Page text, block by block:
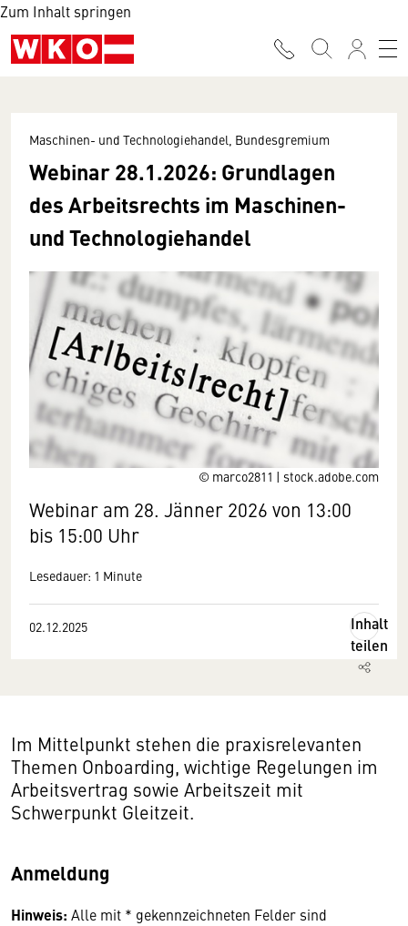
Zum Inhalt springen
© marco2811 | stock.adobe.com
Maschinen- und Technologiehandel, Bundesgremium
Webinar 28.1.2026: Grundlagen
des Arbeitsrechts im Maschinen-
und Technologiehandel
Webinar am 28. Jänner 2026 von 13:00
bis 15:00 Uhr
Lesedauer: 1 Minute
02.12.2025
Inhalt
teilen
Im Mittelpunkt stehen die praxisrelevanten
Themen Onboarding, wichtige Regelungen im
Arbeitsvertrag sowie Arbeitszeit mit
Schwerpunkt Gleitzeit.
Anmeldung
Hinweis: Alle mit * gekennzeichneten Felder sind